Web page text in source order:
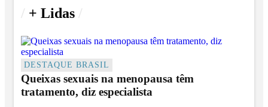
+ Lidas
DESTAQUE BRASIL
Queixas sexuais na menopausa têm
tratamento, diz especialista